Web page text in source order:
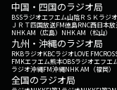
中国・四国のラジオ局
BSSラジオエフエム山陰ＲＳＫラジオ
ＪＲＴ四国放送FM徳島RNC西日本
NHK AM（広島） NHK AM（松山）
九州・沖縄のラジオ局
RKBラジオKBCラジオLOVE FM
FMKエフエム熊本OBSラジオエフエ
ラジオ沖縄FM沖縄NHK AM（福岡）
全国のラジオ局